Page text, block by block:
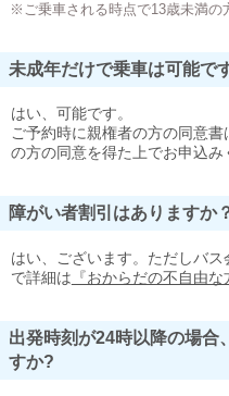
※ご乗車される時点で13歳未満の
未成年だけで乗車は可能で
はい、可能です。
ご予約時に親権者の方の同意
の方の同意を得た上でお申込み
障がい者割引はありますか
はい、ございます。ただしバ
で詳細は 『おからだの不自由な
出発時刻が24時以降の場合
すか?